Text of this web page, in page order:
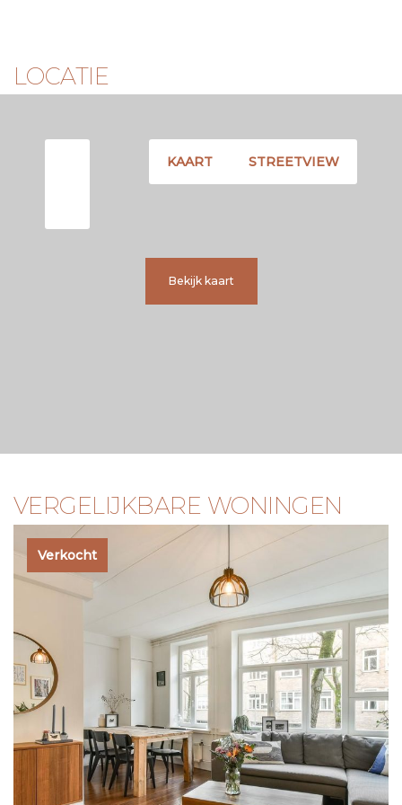
LOCATIE
Bekijk kaart
KAART STREETVIEW
VERGELIJKBARE WONINGEN
Verkocht